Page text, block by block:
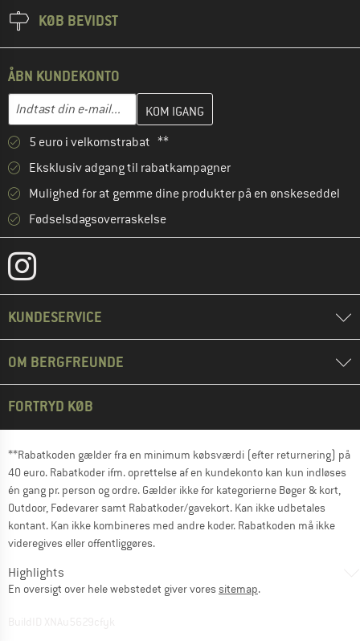
KØB BEVIDST
ÅBN KUNDEKONTO
E-mail-adresse
Indtast din e-mailadresse her, og opret i næste trin din
5 euro i velkomstrabat **
Eksklusiv adgang til rabatkampagner
Mulighed for at gemme dine produkter på en ønskeseddel
Fødselsdagsoverraskelse
KUNDESERVICE
OM BERGFREUNDE
FORTRYD KØB
**Rabatkoden gælder fra en minimum købsværdi (efter returnering) på
40 euro. Rabatkoder ifm. oprettelse af en kundekonto kan kun indløses
én gang pr. person og ordre. Gælder ikke for kategorierne Bøger & kort,
Outdoor, Fødevarer samt Rabatkoder/gavekort. Kan ikke udbetales
kontant. Kan ikke kombineres med andre koder. Rabatkoden må ikke
videregives eller offentliggøres.
Highlights
En oversigt over hele webstedet giver voressitemap.